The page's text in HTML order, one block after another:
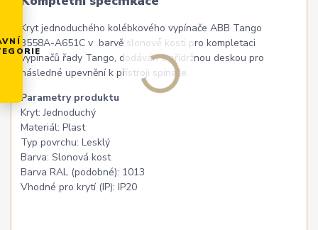
Kryt jednoduchého kolébkového vypínače ABB Tango
3558A-A651C v barvě slonové kosti pro kompletaci
vypínačů řady Tango, dodáván s přídržnou deskou pro
následné upevnění k přístroji spínače.
Parametry produktu
Kryt: Jednoduchý
Materiál: Plast
Typ povrchu: Lesklý
Barva: Slonová kost
Barva RAL (podobné): 1013
Vhodné pro krytí (IP): IP20